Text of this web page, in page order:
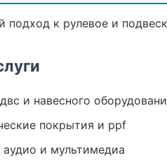
подход к рулевое и
и навесного
покрытия и ppf
и мультимедиа